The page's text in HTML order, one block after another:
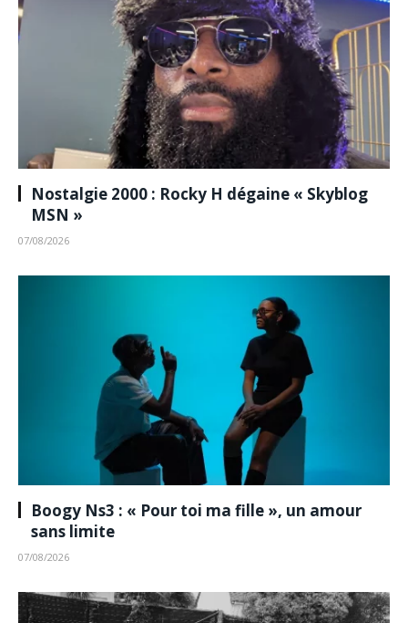
Nostalgie 2000 : Rocky H dégaine « Skyblog
MSN »
07/08/2026
Boogy Ns3 : « Pour toi ma fille », un amour
sans limite
07/08/2026